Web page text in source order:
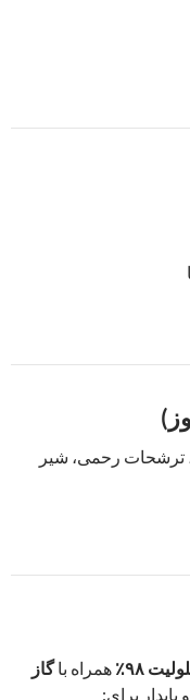
رحمی، شیر
۹۸٪ همراه باگاز
پایدار برای: